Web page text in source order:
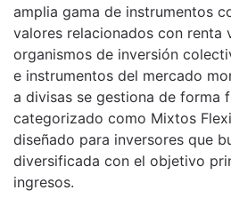
amplia gama de instrumentos
valores relacionados con renta
organismos de inversión
e instrumentos del mercado
a divisas se gestiona de forma
categorizado como Mixtos
diseñado para inversores que
diversificada con el objetivo
ingresos.